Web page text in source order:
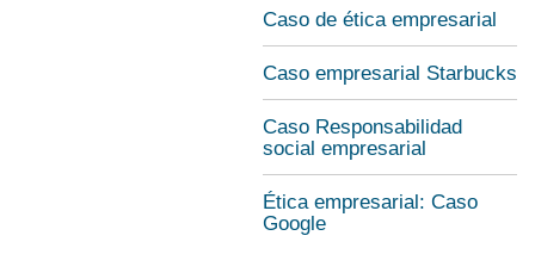
Caso de ética empresarial
Caso empresarial Starbucks
Caso Responsabilidad
social empresarial
Ética empresarial: Caso
Google